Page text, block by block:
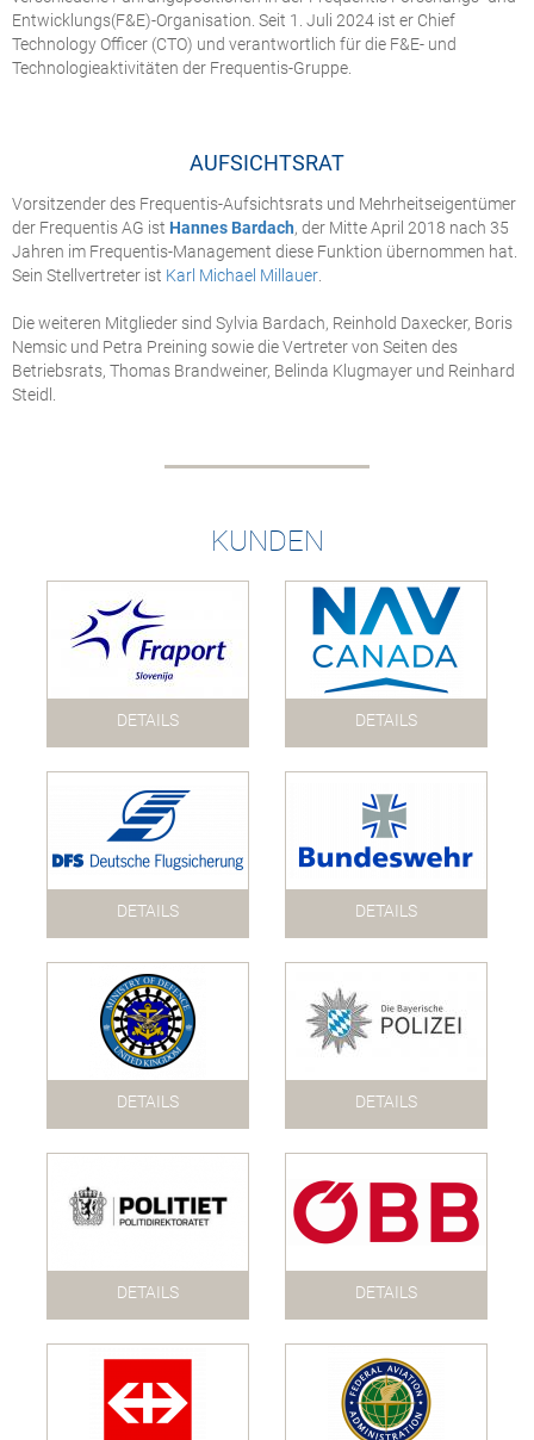
Entwicklungs(F&E)-Organisation. Seit 1. Juli 2024 ist er Chief
Technology Officer (CTO) und verantwortlich für die F&E- und
Technologieaktivitäten der Frequentis-Gruppe.
AUFSICHTSRAT
Vorsitzender des Frequentis-Aufsichtsrats und Mehrheitseigentümer
der Frequentis AG ist Hannes Bardach, der Mitte April 2018 nach 35
Jahren im Frequentis-Management diese Funktion übernommen hat.
Sein Stellvertreter ist Karl Michael Millauer
Die weiteren Mitglieder sind Sylvia Bardach, Reinhold Daxecker, Boris
Nemsic und Petra Preining sowie die Vertreter von Seiten des
Betriebsrats, Thomas Brandweiner, Belinda Klugmayer und Reinhard
Steidl.
KUNDEN
DETAILS DETAILS
DETAILS DETAILS
DETAILS DETAILS
DETAILS DETAILS